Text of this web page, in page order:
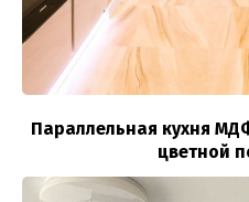
Параллельная кухня
цветной